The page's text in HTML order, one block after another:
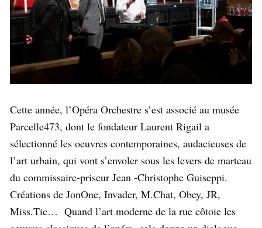
Cette année, l’Opéra Orchestre s’est associé au musée
Parcelle473, dont le fondateur Laurent Rigail a
sélectionné les oeuvres contemporaines, audacieuses de
l’art urbain, qui vont s’envoler sous les levers de marteau
du commissaire-priseur Jean -Christophe Guiseppi.
Créations de JonOne, Invader, M.Chat, Obey, JR,
Miss.Tic… Quand l’art moderne de la rue côtoie les